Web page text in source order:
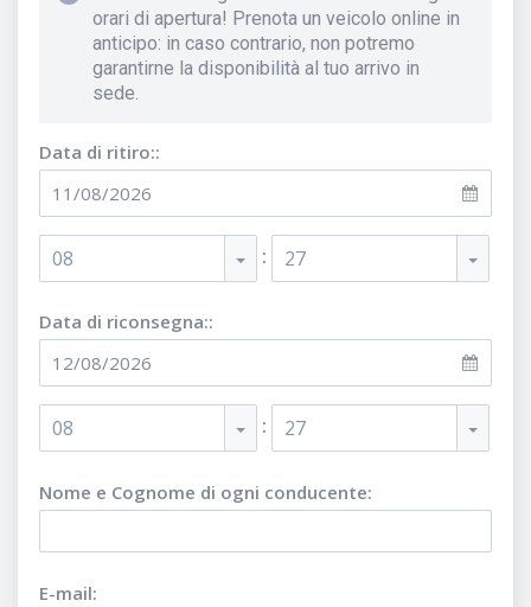
orari di apertura! Prenota un veicolo online in
anticipo: in caso contrario, non potremo
garantirne la disponibilità al tuo arrivo in
sede.
Data di ritiro::
08 : 27
Data di riconsegna::
08 : 27
Nome e Cognome di ogni conducente:
E-mail: